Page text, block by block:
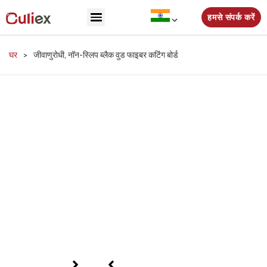
हमसे संपर्क करें
घर > जीवाणुरोधी, नॉन-स्लिप ब्लैक वुड फाइबर कटिंग बोर्ड